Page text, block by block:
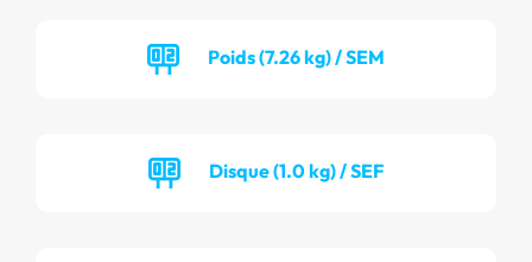
Poids (7.26 kg) / SEM
Disque (1.0 kg) / SEF